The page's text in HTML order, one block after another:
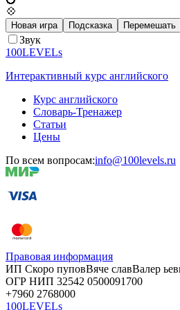
💠
Новая игра Подсказка Перемешать
Звук
100LEVELs
Интерактивный курс английского
Курс английского
Словарь-Тренажер
Статьи
Цены
По всем вопросам:info@100levels.ru
Правовая информация
ИП Скоро пуповВяче славВалер
ОГР НИП 32542 0500091700
+7960 2768000
100LEVELs